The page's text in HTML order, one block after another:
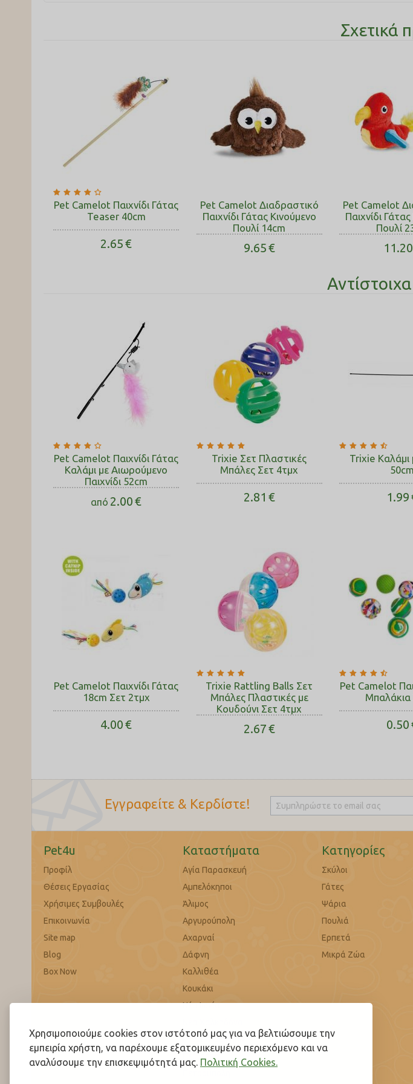
Χρησιμοποιούμε cookies στον ιστότοπό μας για να βελτιώσουμε την
εμπειρία χρήστη, να παρέχουμε εξατομικευμένο περιεχόμενο και να
αναλύσουμε την επισκεψιμότητά μας. Πολιτική Cookies.
Σχετικά
Pet Camelot Παιχνίδι Γάτας
Teaser 40cm
2.65€
Pet Camelot Διαδραστικό
Παιχνίδι Γάτας Κινούμενο
Πουλί 14cm
9.65€
Pet Camelot
Παιχνίδι
Πουλί
11.20
Pet Camelot Παιχνίδι Γάτας
Καλάμι με Αιωρούμενο
Παιχνίδι 52cm
από 2.00€
Trixie Σετ Πλαστικές
Μπάλες Σετ 4τμχ
2.81 €
Trixie
50cm
1.99
Pet Camelot Παιχνίδι Γάτας
18cm Σετ 2τμχ
4.00€
Trixie Rattling Balls Σετ
Μπάλες Πλαστικές με
Κουδούνι Σετ 4τμχ
2.67€
Pet Camelot
Μπαλάκια
0.50
Εγγραφείτε & Κερδίστε!
Pet4u
Προφίλ
Θέσεις Εργασίας
Χρήσιμες Συμβουλές
Επικοινωνία
Site map
Blog
Box Now
Καταστήματα
Αγία Παρασκευή
Αμπελόκηποι
Άλιμος
Αργυρούπολη
Αχαρναί
Δάφνη
Καλλιθέα
Κουκάκι
Νέα Ιωνία
Παλαιό Φάληρο
Περιστέρι
Κατηγορίες
Σκύλοι
Γάτες
Ψάρια
Πουλιά
Ερπετά
Μικρά Ζώα